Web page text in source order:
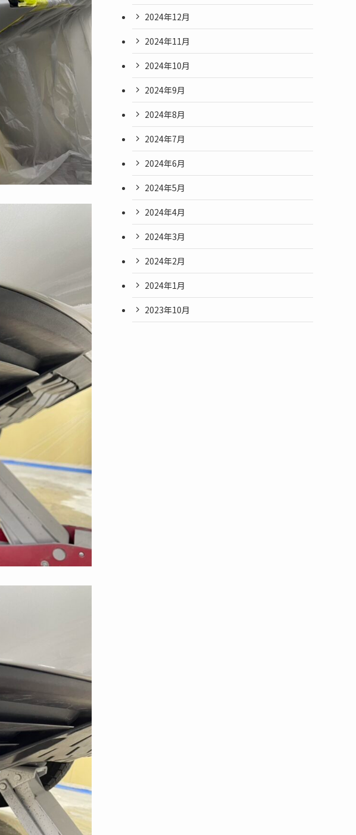
2024年12月
2024年11月
2024年10月
2024年9月
2024年8月
2024年7月
2024年6月
2024年5月
2024年4月
2024年3月
2024年2月
2024年1月
2023年10月